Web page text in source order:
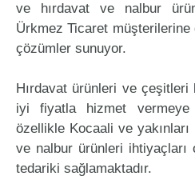
ve hırdavat ve nalbur
Ürkmez Ticaret
çözümler sunuyor.
Hırdavat ürünleri ve
iyi fiyatla hizmet vermeye
özellikle Kocaali ve
ve nalbur ürünleri
tedariki sağlamaktadır.